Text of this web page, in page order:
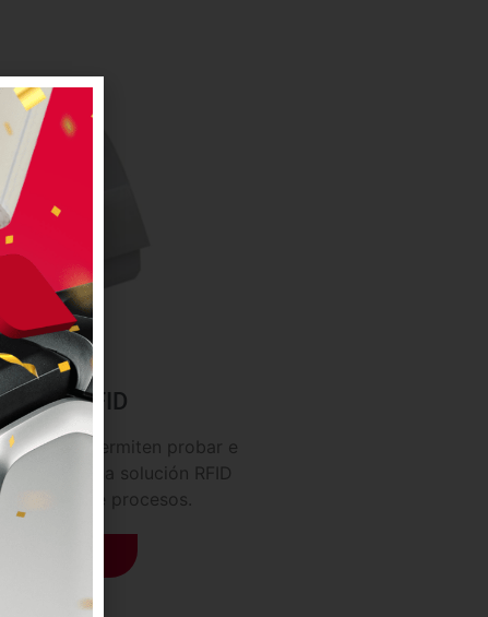
RFID
RFID te permiten probar e
una solución RFID
de procesos.